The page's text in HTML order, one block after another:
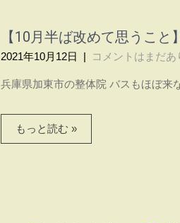
【10月半ば改めて思うこ
2021年10月12日 | コメントはまだあ
兵庫県加東市の整体院 バスもほぼ
もっと読む »